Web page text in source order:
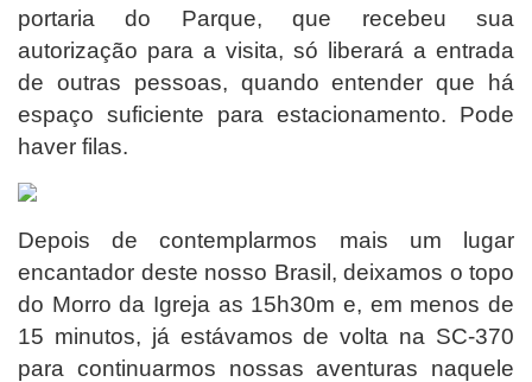
portaria do Parque, que recebeu sua
autorização para a visita, só liberará a entrada
de outras pessoas, quando entender que há
espaço suficiente para estacionamento. Pode
haver filas.
Depois de contemplarmos mais um lugar
encantador deste nosso Brasil, deixamos o topo
do Morro da Igreja as 15h30me, em menos de
15 minutos, já estávamos de volta na SC-370
para continuarmos nossas aventuras naquele